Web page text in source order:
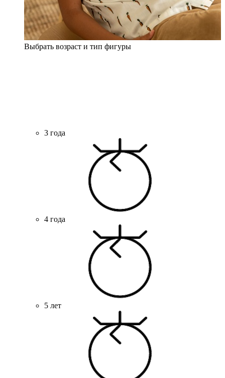
Выбрать возраст и тип фигуры
3 года
4 года
5 лет